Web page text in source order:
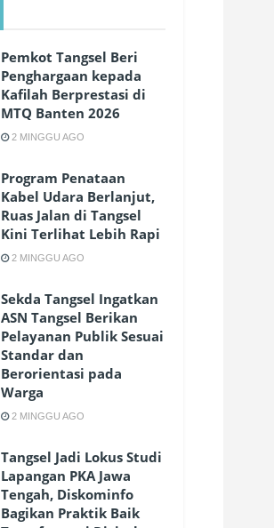
Pemkot Tangsel Beri
Penghargaan kepada
Kafilah Berprestasi di
MTQ Banten 2026
2 MINGGU AGO
Program Penataan
Kabel Udara Berlanjut,
Ruas Jalan di Tangsel
Kini Terlihat Lebih Rapi
2 MINGGU AGO
Sekda Tangsel Ingatkan
ASN Tangsel Berikan
Pelayanan Publik Sesuai
Standar dan
Berorientasi pada
Warga
2 MINGGU AGO
Tangsel Jadi Lokus Studi
Lapangan PKA Jawa
Tengah, Diskominfo
Bagikan Praktik Baik